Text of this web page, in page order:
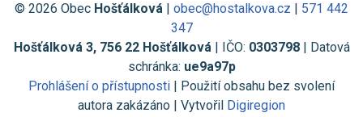
© 2026 Obec Hošťálková | obec@hostalkova.cz | 571 442
347
Hošťálková 3, 756 22 Hošťálková| IČO: 0303798| Datová
schránka: ue9a97p
Prohlášení o přístupnosti | Použití obsahu bez svolení
autora zakázáno | Vytvořil Digiregion